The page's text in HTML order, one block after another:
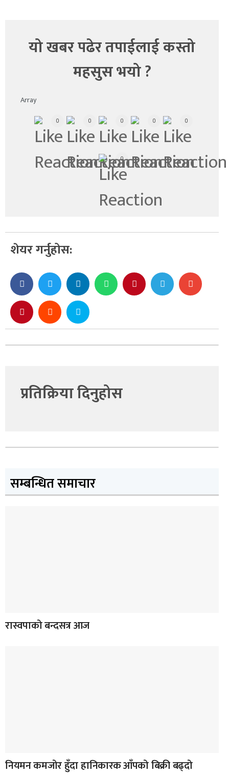
यो खबर पढेर तपाईलाई कस्तो
महसुस भयो ?
Array
0 0 0 0 0
0
शेयर गर्नुहोस:
प्रतिक्रिया दिनुहोस
सम्बन्धित समाचार
रास्वपाको बन्दसत्र आज
नियमन कमजोर हुँदा हानिकारक आँपको बिक्री बढ्दो